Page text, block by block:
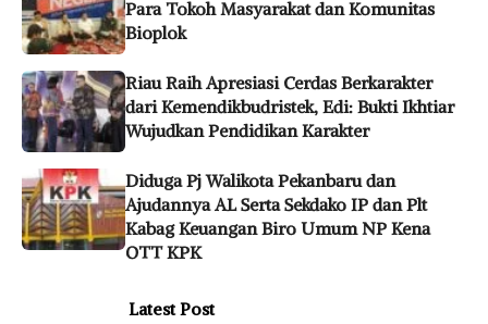
Para Tokoh Masyarakat dan Komunitas
Bioplok
Riau Raih Apresiasi Cerdas Berkarakter
dari Kemendikbudristek, Edi: Bukti Ikhtiar
Wujudkan Pendidikan Karakter
Diduga Pj Walikota Pekanbaru dan
Ajudannya AL Serta Sekdako IP dan Plt
Kabag Keuangan Biro Umum NP Kena
OTT KPK
Latest Post